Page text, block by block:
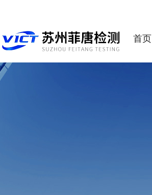
首页